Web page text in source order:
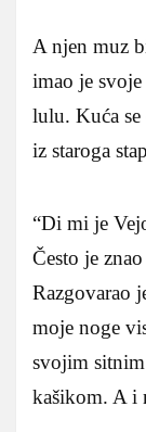
A njen muz
imao je
lulu. Kuća se
iz staroga
“Di mi je
Često je
Razgovarao
moje noge
svojim
kašikom. A i